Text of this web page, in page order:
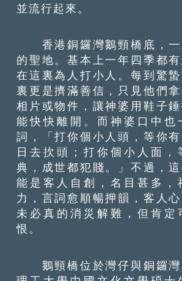
並流行起來。
香港銅鑼灣鵝頸橋底，一
的聖地。基本上一年四季都
在這裏為人打小人。每到驚
裏更是擠滿善信，只見他們
相片或物件，讓神婆用鞋子
能快快離開。而神婆口中也
詞，「打你個小人頭，等你
日去扻頭；打你個小人面，
典，成世都犯賤。」不過，
能是客人自創，名目甚多，
力，言詞愈順暢押韻，客人心
未必真的消災解難，但肯定
恨。
鵝頸橋位於灣仔與銅鑼灣